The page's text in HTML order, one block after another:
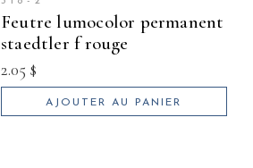
feutre lumocolor permanent
staedtler f rouge
2.05 $
AJOUTER AU PANIER